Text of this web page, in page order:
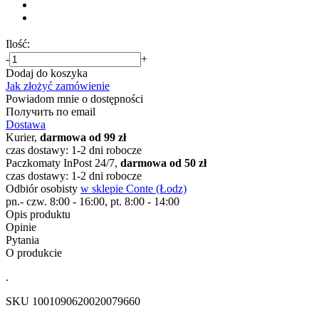
Ilość:
-
+
Dodaj do koszyka
Jak złożyć zamówienie
Powiadom mnie o dostępności
Получить по email
Dostawa
Kurier, darmowa od 99 zł
czas dostawy: 1-2 dni robocze
Paczkomaty InPost 24/7, darmowa od 50 zł
czas dostawy: 1-2 dni robocze
Odbiór osobisty w sklepie Conte (Łodz)
pn.- czw. 8:00 - 16:00, pt. 8:00 - 14:00
Opis produktu
Opinie
Pytania
O produkcie
.
SKU 1001090620020079660